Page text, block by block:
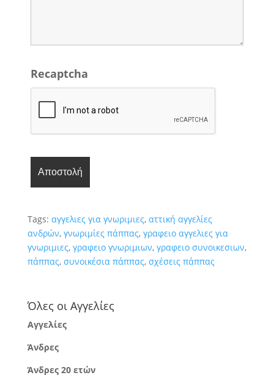
Recaptcha
Tags: αγγελιες για γνωριμιες, αττική αγγελίες
ανδρών, γνωριμίες πάππας, γραφειο αγγελιες για
γνωριμιες, γραφειο γνωριμιων, γραφειο συνοικεσιων,
πάππας, συνοικέσια πάππας, σχέσεις πάππας
Όλες οι Αγγελίες
Αγγελίες
Άνδρες
Άνδρες 20 ετών